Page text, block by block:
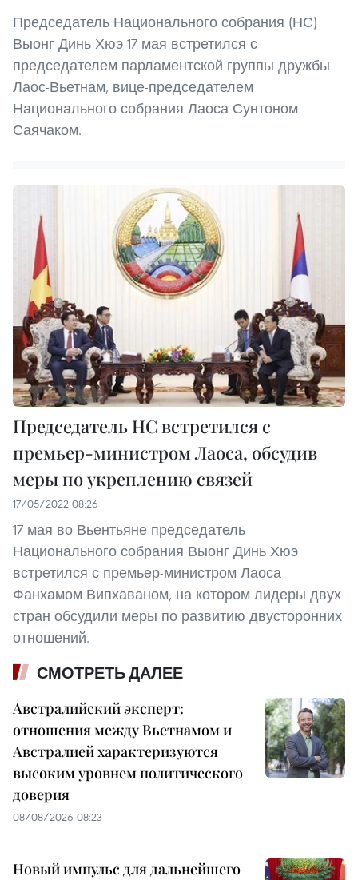
Председатель Национального собрания (НС)
Выонг Динь Хюэ 17 мая встретился с
председателем парламентской группы дружбы
Лаос-Вьетнам, вице-председателем
Национального собрания Лаоса Сунтоном
Саячаком.
Председатель НС встретился с
премьер-министром Лаоса, обсудив
меры по укреплению связей
17/05/2022 08:26
17 мая во Вьентьяне председатель
Национального собрания Выонг Динь Хюэ
встретился с премьер-министром Лаоса
Фанхамом Випхаваном, на котором лидеры двух
стран обсудили меры по развитию двусторонних
отношений.
СМОТРЕТЬ ДАЛЕЕ
Австралийский эксперт:
отношения между Вьетнамом и
Австралией характеризуются
высоким уровнем политического
доверия
08/08/2026 08:23
Новый импульс для дальнейшего